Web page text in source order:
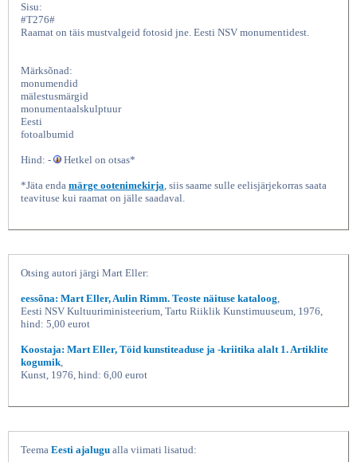
Monumendid, Kunst 1977 |
Sisu:
#T276#
Raamat on täis mustvalgeid fotosid jne. Eesti NSV monumentidest.
Märksõnad:
monumendid
mälestusmärgid
monumentaalskulptuur
Eesti
fotoalbumid
Hind: - Hetkel on otsas*
*Jäta enda märge ootenimekirja, siis saame sulle eelisjärjekorras saata
teavituse kui raamat on jälle saadaval.
Otsing autori järgi Mart Eller:
eessõna: Mart Eller, Aulin Rimm. Teoste näituse kataloog,
Eesti NSV Kultuuriministeerium, Tartu Riiklik Kunstimuuseum, 1976,
hind: 5,00 eurot
Koostaja: Mart Eller, Töid kunstiteaduse ja -kriitika alalt 1. Artiklite
kogumik,
Kunst, 1976, hind: 6,00 eurot
Teema Eesti ajalugu alla viimati lisatud: